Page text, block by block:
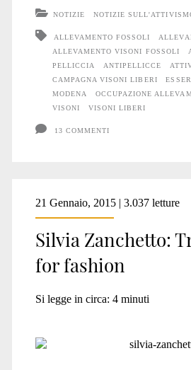
a
Fossoli
(Mo)
NOTIZIE NOTIZIE
ALLEVAMENTO FOSSOLI
ALLEVAMENTO VISONI FOSSOLI
PELLICCIA
ANTIPELLICCE
CAMPAGNA VISONI LIBERI
MODENA
OCCUPAZIONE
VISONI
VISONI LIBERI
13 COMMENTI
21 Gennaio, 2015 | 3.037 letture
Silvia Zanchetto:
for fashion
Si legge in circa: 4 minuti